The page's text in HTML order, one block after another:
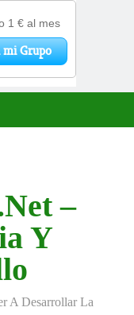
–
Y
A Desarrollar La